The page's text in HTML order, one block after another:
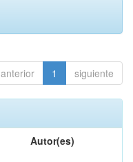
anterior 1 siguiente
Autor(es)